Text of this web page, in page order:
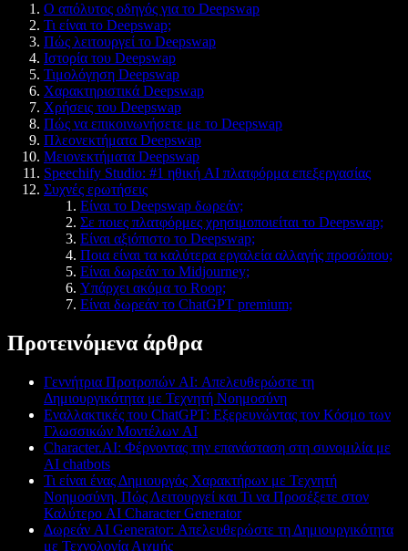
Ο απόλυτος οδηγός για το Deepswap
Τι είναι το Deepswap;
Πώς λειτουργεί το Deepswap
Ιστορία του Deepswap
Τιμολόγηση Deepswap
Χαρακτηριστικά Deepswap
Χρήσεις του Deepswap
Πώς να επικοινωνήσετε με το Deepswap
Πλεονεκτήματα Deepswap
Μειονεκτήματα Deepswap
Speechify Studio: #1 ηθική AI πλατφόρμα επεξεργασίας
Συχνές ερωτήσεις
Είναι το Deepswap δωρεάν;
Σε ποιες πλατφόρμες χρησιμοποιείται το Deepswap;
Είναι αξιόπιστο το Deepswap;
Ποια είναι τα καλύτερα εργαλεία αλλαγής προσώπου;
Είναι δωρεάν το Midjourney;
Υπάρχει ακόμα το Roop;
Είναι δωρεάν το ChatGPT premium;
Προτεινόμενα άρθρα
Γεννήτρια Προτροπών AI: Απελευθερώστε τη
Δημιουργικότητα με Τεχνητή Νοημοσύνη
Εναλλακτικές του ChatGPT: Εξερευνώντας τον Κόσμο των
Γλωσσικών Μοντέλων AI
Character.AI: Φέρνοντας την επανάσταση στη συνομιλία με
AI chatbots
Τι είναι ένας Δημιουργός Χαρακτήρων με Τεχνητή
Νοημοσύνη, Πώς Λειτουργεί και Τι να Προσέξετε στον
Καλύτερο AI Character Generator
Δωρεάν AI Generator: Απελευθερώστε τη Δημιουργικότητα
με Τεχνολογία Αιχμής